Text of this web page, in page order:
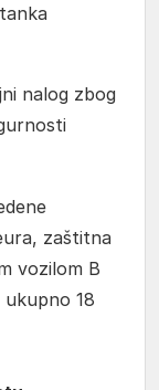
nalog zbog
zaštitna
vozilom B
ukupno 18